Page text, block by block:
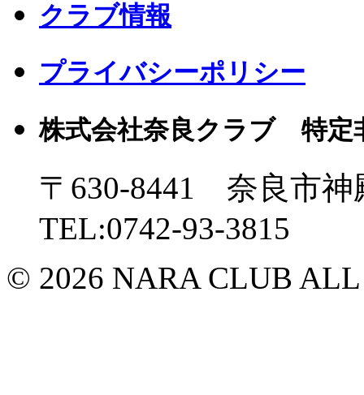
クラブ情報
プライバシーポリシー
株式会社奈良クラブ 特定
〒630-8441 奈良市
TEL:0742-93-3815
© 2026 NARA CLUB ALL